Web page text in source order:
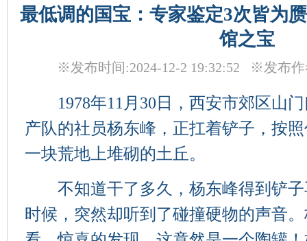
最低调的国宝：专家鉴定3次皆为
馆之宝
※发布时间:2024-12-2 19:32:52 ※发布
1978年11月30日，西安市郊区山门
产队的社员杨东峰，正扛着铲子，按
一块荒地上堆砌的土丘。
不知道干了多久，杨东峰得到铲子
时候，突然却听到了碰撞硬物的声音